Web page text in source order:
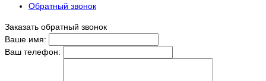
Обратный звонок
Заказать обратный звонок
Ваше имя:
Ваш телефон: